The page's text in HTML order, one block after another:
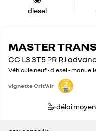
diesel
MASTER
CC L3 3T5 PR RJ
Véhicule neuf - diesel -
vignette Crit'Air
délai